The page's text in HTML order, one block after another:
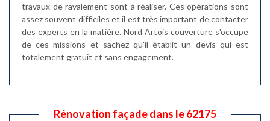
travaux de ravalement sont à réaliser. Ces opérations sont
assez souvent difficiles et il est très important de contacter
des experts en la matière. Nord Artois couverture s'occupe
de ces missions et sachez qu'il établit un devis qui est
totalement gratuit et sans engagement.
Rénovation façade dans le 62175